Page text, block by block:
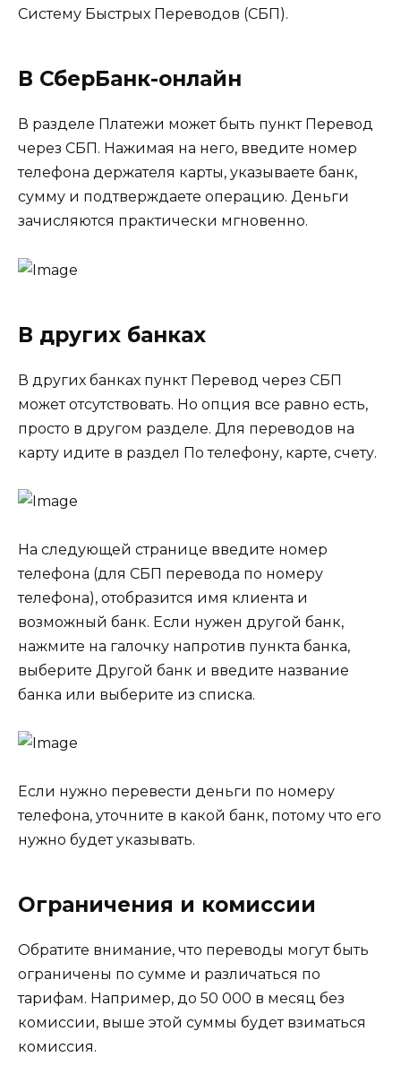
Систему Быстрых Переводов (СБП).
В СберБанк-онлайн
В разделе Платежи может быть пункт Перевод
через СБП. Нажимая на него, введите номер
телефона держателя карты, указываете банк,
сумму и подтверждаете операцию. Деньги
зачисляются практически мгновенно.
В других банках
В других банках пункт Перевод через СБП
может отсутствовать. Но опция все равно есть,
просто в другом разделе. Для переводов на
карту идите в раздел По телефону, карте, счету.
На следующей странице введите номер
телефона (для СБП перевода по номеру
телефона), отобразится имя клиента и
возможный банк. Если нужен другой банк,
нажмите на галочку напротив пункта банка,
выберите Другой банк и введите название
банка или выберите из списка.
Если нужно перевести деньги по номеру
телефона, уточните в какой банк, потому что его
нужно будет указывать.
Ограничения и комиссии
Обратите внимание, что переводы могут быть
ограничены по сумме и различаться по
тарифам. Например, до 50 000 в месяц без
комиссии, выше этой суммы будет взиматься
комиссия.